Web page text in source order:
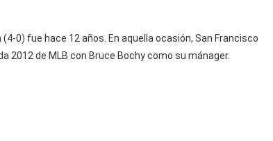
0) fue hace 12 años. En aquella ocasión, San Francisco
2012 de MLB con Bruce Bochy como su mánager.